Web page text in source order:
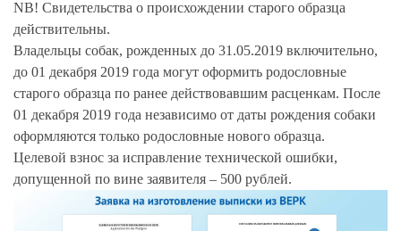
NB! Свидетельства о происхождении старого образца
действительны.
Владельцы собак, рожденных до 31.05.2019 включительно,
до 01 декабря 2019 года могут оформить родословные
старого образца по ранее действовавшим расценкам. После
01 декабря 2019 года независимо от даты рождения собаки
оформляются только родословные нового образца.
Целевой взнос за исправление технической ошибки,
допущенной по вине заявителя – 500 рублей.